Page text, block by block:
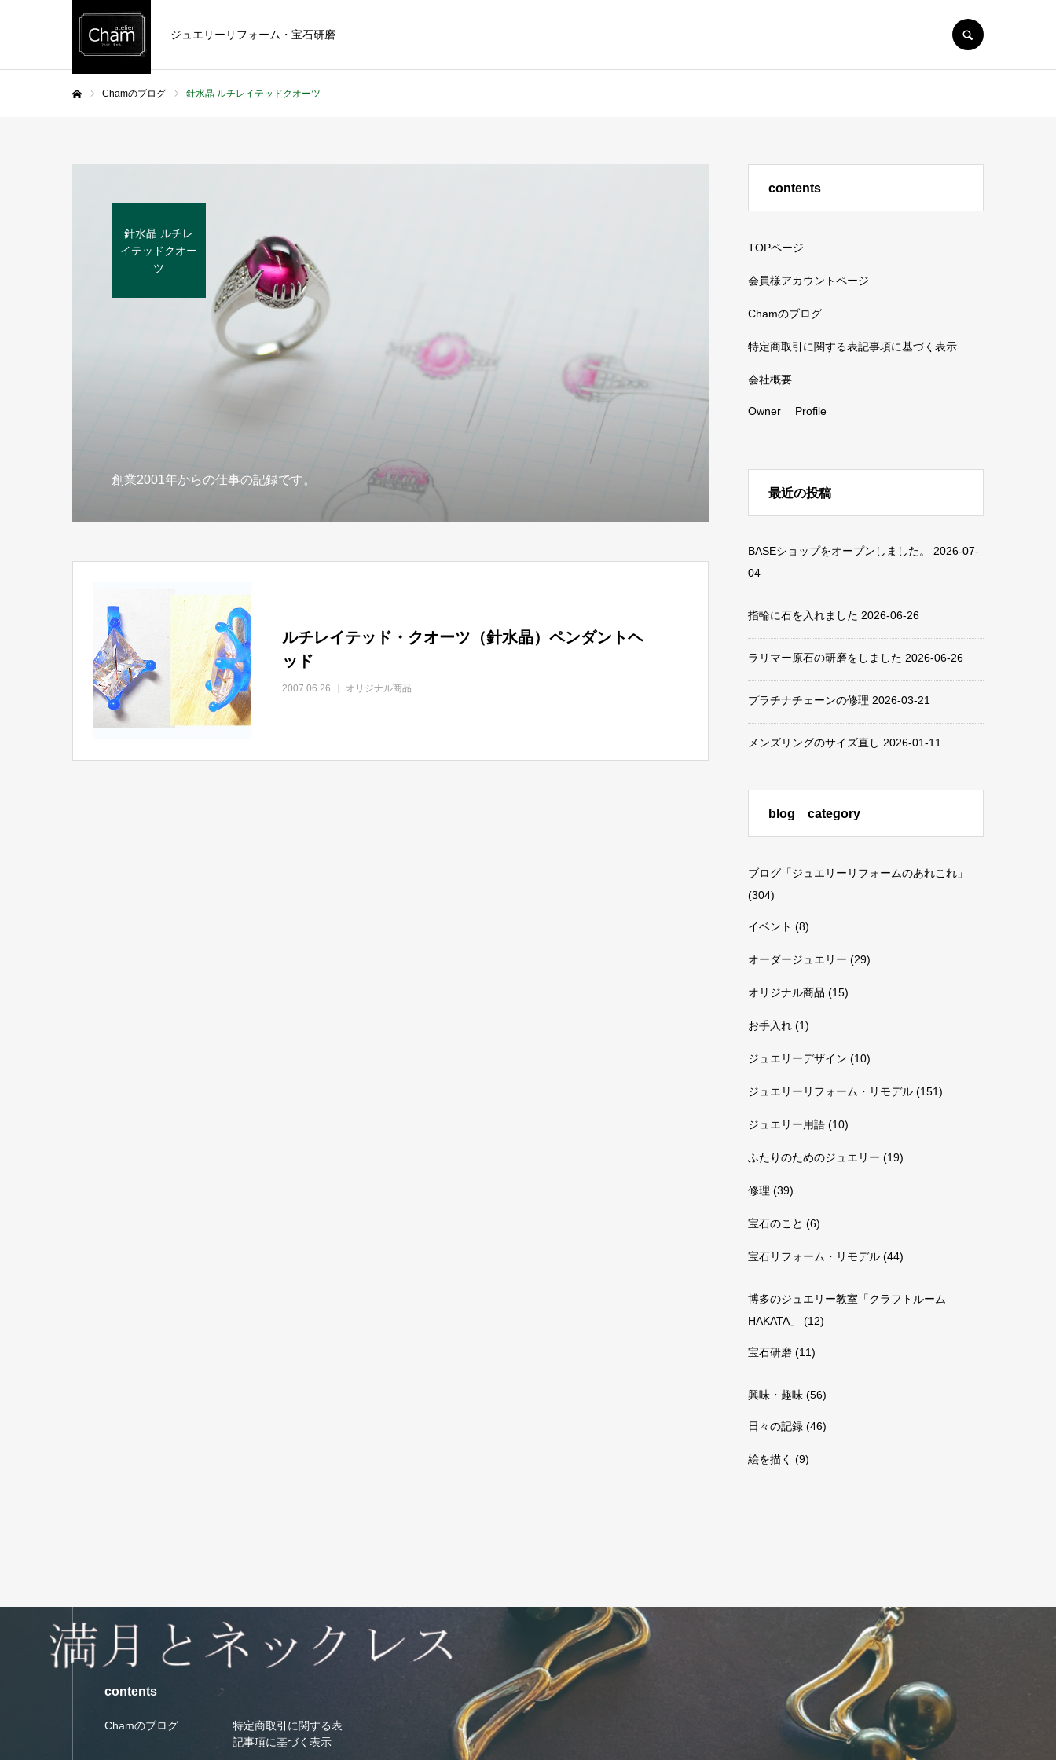
ジュエリーリフォーム・宝石研磨
Chamのブログ 針水晶 ルチレイテッドクオーツ
針水晶 ルチレ
イテッドクオー
ツ
創業2001年からの仕事の記録です。
ルチレイテッド・クオーツ（針水晶）ペンダントヘ
ッド
2007.06.26 オリジナル商品
contents
TOPページ
会員様アカウントページ
Chamのブログ
特定商取引に関する表記事項に基づく表示
会社概要
Owner Profile
最近の投稿
BASEショップをオープンしました。
2026-07-
04
指輪に石を入れました 2026-06-26
ラリマー原石の研磨をしました 2026-06-26
プラチナチェーンの修理 2026-03-21
メンズリングのサイズ直し 2026-01-11
blog category
ブログ「ジュエリーリフォームのあれこれ」
(304)
イベント (8)
オーダージュエリー (29)
オリジナル商品 (15)
お手入れ (1)
ジュエリーデザイン (10)
ジュエリーリフォーム・リモデル (151)
ジュエリー用語 (10)
ふたりのためのジュエリー (19)
修理 (39)
宝石のこと (6)
宝石リフォーム・リモデル (44)
博多のジュエリー教室「クラフトルーム
HAKATA」
(12)
宝石研磨 (11)
興味・趣味 (56)
日々の記録 (46)
絵を描く (9)
contents
Chamのブログ
特定商取引に関する表
記事項に基づく表示